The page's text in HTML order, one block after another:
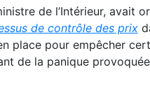
de l’Intérieur, avait
de contrôle des prix
place pour empêcher
de la panique